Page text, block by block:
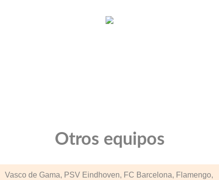
Otros equipos
Vasco de Gama, PSV Eindhoven, FC Barcelona, Flamengo,